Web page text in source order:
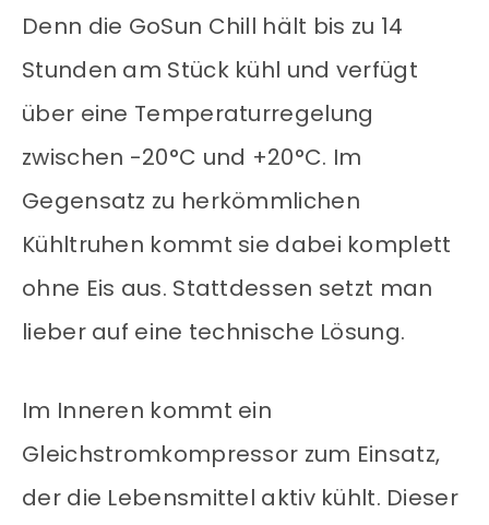
Denn die GoSun Chill hält bis zu 14
Stunden am Stück kühl und verfügt
über eine Temperaturregelung
zwischen -20°C und +20°C. Im
Gegensatz zu herkömmlichen
Kühltruhen kommt sie dabei komplett
ohne Eis aus. Stattdessen setzt man
lieber auf eine technische Lösung.
Im Inneren kommt ein
Gleichstromkompressor zum Einsatz,
der die Lebensmittel aktiv kühlt. Dieser